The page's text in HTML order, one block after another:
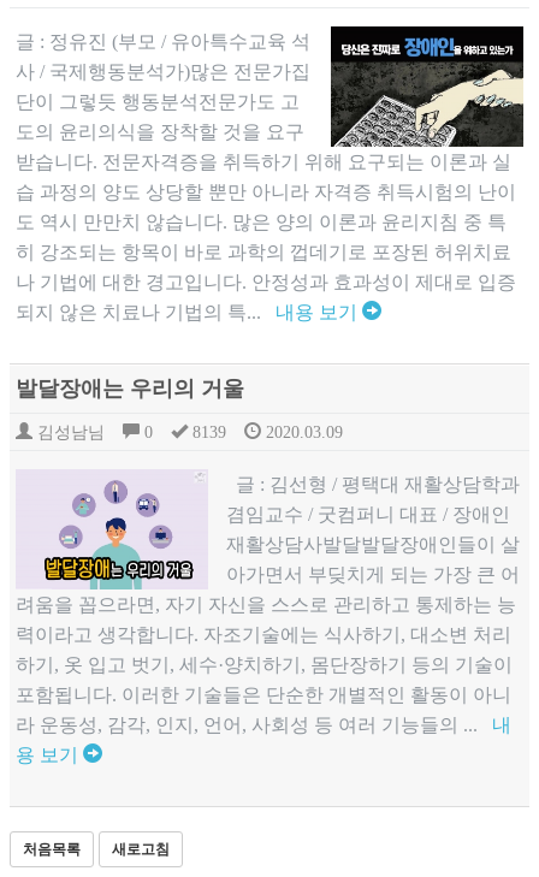
글 : 정유진 (부모 / 유아특수교육 석
사 / 국제행동분석가)많은 전문가집
단이 그렇듯 행동분석전문가도 고
도의 윤리의식을 장착할 것을 요구
받습니다. 전문자격증을 취득하기 위해 요구되는 이론과 실
습 과정의 양도 상당할 뿐만 아니라 자격증 취득시험의 난이
도 역시 만만치 않습니다. 많은 양의 이론과 윤리지침 중 특
히 강조되는 항목이 바로 과학의 껍데기로 포장된 허위치료
나 기법에 대한 경고입니다. 안정성과 효과성이 제대로 입증
되지 않은 치료나 기법의 특... 내용 보기
발달장애는 우리의 거울
김성남님 0 8139 2020.03.09
글 : 김선형 / 평택대 재활상담학과
겸임교수 / 굿컴퍼니 대표 / 장애인
재활상담사발달발달장애인들이 살
아가면서 부딪치게 되는 가장 큰 어
려움을 꼽으라면, 자기 자신을 스스로 관리하고 통제하는 능
력이라고 생각합니다. 자조기술에는 식사하기, 대소변 처리
하기, 옷 입고 벗기, 세수·양치하기, 몸단장하기 등의 기술이
포함됩니다. 이러한 기술들은 단순한 개별적인 활동이 아니
라 운동성, 감각, 인지, 언어, 사회성 등 여러 기능들의 ... 내
용 보기
처음목록 새로고침